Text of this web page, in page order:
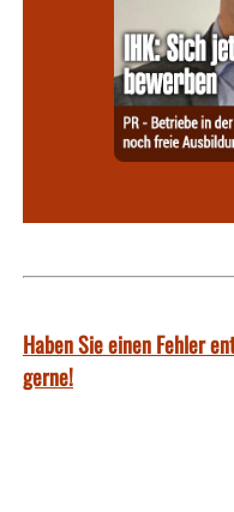
Haben Sie einen Fehler
gerne!